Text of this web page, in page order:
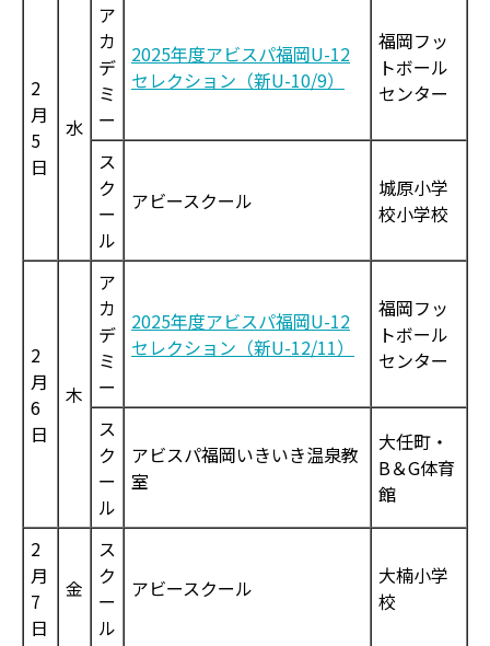
2
月
5
日
水
ア
カ
デ
ミ
ー
2025年度アビスパ福岡U-12
セレクション（新U-10/9）
福岡フッ
トボール
センター
ス
ク
ー
ル
アビースクール
城原小学
校小学校
2
月
6
日
木
ア
カ
デ
ミ
ー
2025年度アビスパ福岡U-12
セレクション（新U-12/11）
福岡フッ
トボール
センター
ス
ク
ー
ル
アビスパ福岡いきいき温泉教
室
大任町・
B＆G体育
館
2
月
7
日
金
ス
ク
ー
ル
アビースクール
大楠小学
校